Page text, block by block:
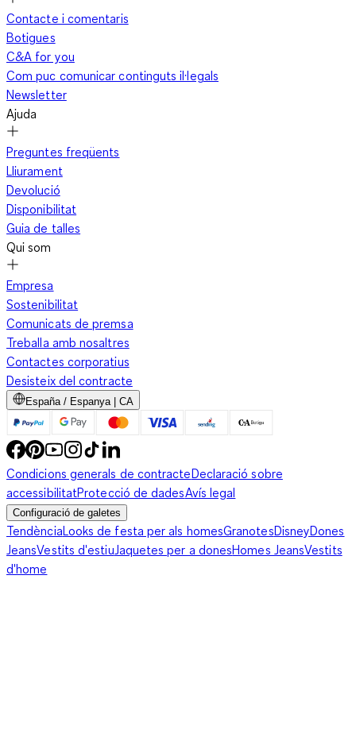
Contacte i comentaris
Botigues
C&A for you
Com puc comunicar continguts il·legals
Newsletter
Ajuda
Preguntes freqüents
Lliurament
Devolució
Disponibilitat
Guia de talles
Qui som
Empresa
Sostenibilitat
Comunicats de premsa
Treballa amb nosaltres
Contactes corporatius
Desisteix del contracte
España / Espanya | CA
Condicions generals de contracteDeclaració sobre
accessibilitatProtecció de dadesAvís legal
Configuració de galetes
TendènciaLooks de festa per als homesGranotesDisneyDones
JeansVestits d'estiu Jaquetes per a donesHomes JeansVestits
d'home